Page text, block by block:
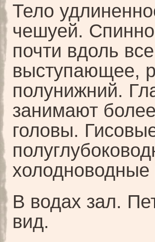
Тело
чешуей.
почти вдоль
выступающее,
полунижний.
занимают
головы.
В водах зал.
вид.